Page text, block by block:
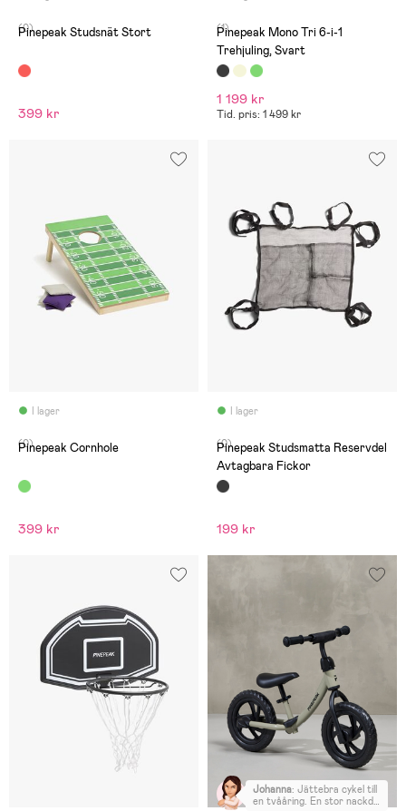
(0)
Pinepeak Studsnät Stort
399 kr
(1)
Pinepeak Mono Tri 6-i-1
Trehjuling, Svart
1 199 kr
Tid. pris: 1 499 kr
I lager
(0)
Pinepeak Cornhole
399 kr
I lager
(0)
Pinepeak Studsmatta Reservdel
Avtagbara Fickor
199 kr
Johanna: Jättebra cykel till
en tvååring. En stor nackdel